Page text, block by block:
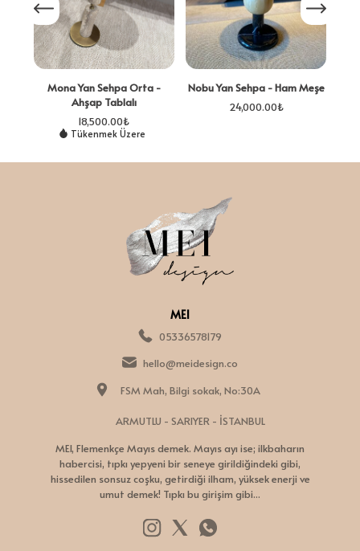
Mona Yan Sehpa Orta -
Ahşap Tablalı
18,500.00₺
Tükenmek Üzere
Nobu Yan Sehpa - Ham Meşe
24,000.00₺
MEI
05336578179
hello@meidesign.co
FSM Mah, Bilgi sokak, No:30A
ARMUTLU - SARIYER - İSTANBUL
MEI, Flemenkçe Mayıs demek. Mayıs ayı ise; ilkbaharın
habercisi, tıpkı yepyeni bir seneye girildiğindeki gibi,
hissedilen sonsuz coşku, getirdiği ilham, yüksek enerji ve
umut demek! Tıpkı bu girişim gibi...